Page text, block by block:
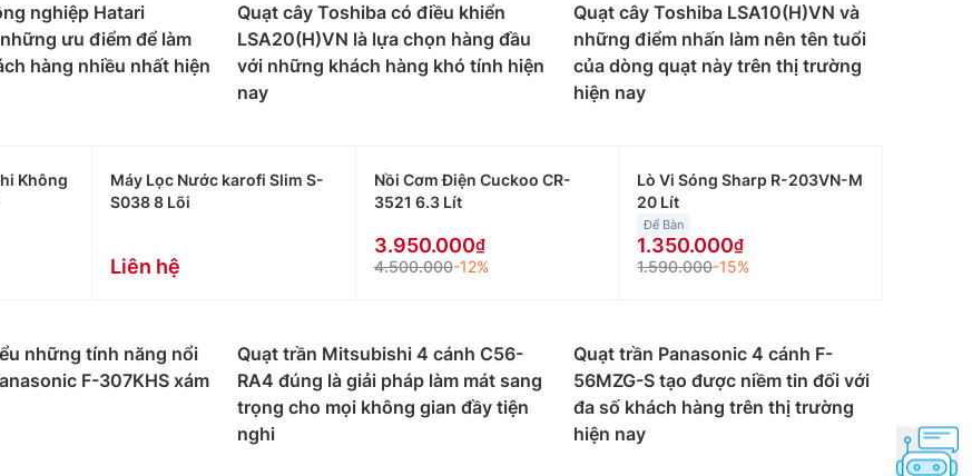
nghiệp Hatari
ưu điểm để làm
hàng nhiều nhất hiện
Quạt cây Toshiba có điều khiển
LSA20(H)VN là lựa chọn hàng đầu
với những khách hàng khó tính hiện
nay
Quạt cây Toshiba LSA10(H)VN và
những điểm nhấn làm nên tên tuổi
của dòng quạt này trên thị trường
hiện nay
Không
Máy Lọc Nước karofi Slim S-
S038 8 Lõi
Liên hệ
Nồi Cơm Điện Cuckoo CR-
3521 6.3 Lít
3.950.000
4.500.000-12%
Lò Vi Sóng Sharp R-203VN-M
20 Lít
Để Bàn
1.350.000
1.590.000-15%
những tính năng nổi
F-307KHS xám
Quạt trần Mitsubishi 4 cánh C56-
RA4 đúng là giải pháp làm mát sang
trọng cho mọi không gian đầy tiện
nghi
Quạt trần Panasonic 4 cánh F-
56MZG-S tạo được niềm tin đối với
đa số khách hàng trên thị trường
hiện nay